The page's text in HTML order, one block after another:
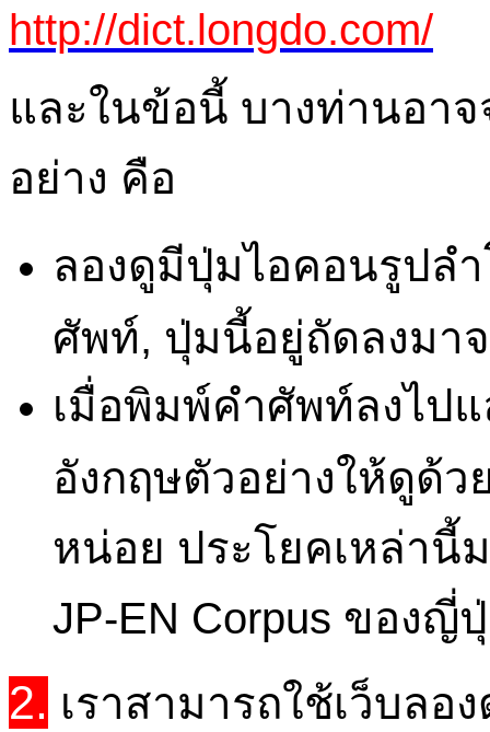
http://dict.longdo.com/
และในข้อนี้ บางท่านอาจ
อย่าง คือ
ลองดูมีปุ่มไอคอนรูปล
ศัพท์, ปุ่มนี้อยู่ถัดลงมา
เมื่อพิมพ์คำศัพท์ลงไป
อังกฤษตัวอย่างให้ดูด้
หน่อย ประโยคเหล่า
JP-EN Corpus ของญี่
2. เราสามารถใช้เว็บลอ